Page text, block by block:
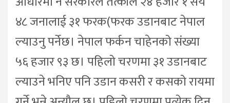
४८ जनालाई ३१ फरक(फरक उडानबाट नेपाल
ल्याउनु पर्नेछ। नेपाल फर्कन चाहेनको संख्या
५६ हजार ९३ छ। पहिलो चरणमा ३१ उडानबाट
ल्याउने भनिए पनि उडान कसरी र कसको रायमा